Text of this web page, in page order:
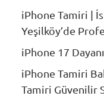
iPhone Tamiri |
Yeşilköy’de
iPhone 17
iPhone Tamiri
Tamiri Güvenilir